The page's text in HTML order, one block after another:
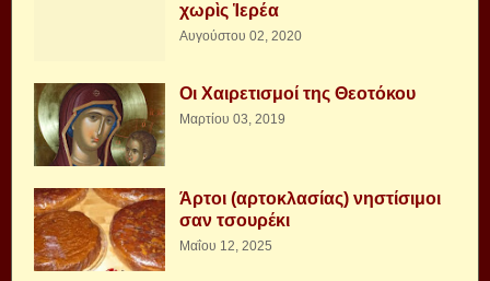
χωρὶς Ἱερέα
Αυγούστου 02, 2020
Οι Χαιρετισμοί της Θεοτόκου
Μαρτίου 03, 2019
Άρτοι (αρτοκλασίας) νηστίσιμοι
σαν τσουρέκι
Μαΐου 12, 2025